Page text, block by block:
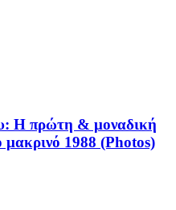
Η πρώτη & μοναδική
1988 (Photos)